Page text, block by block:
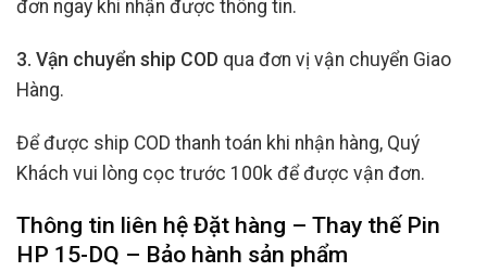
đơn ngay khi nhận được thông tin.
3. Vận chuyển ship COD qua đơn vị vận chuyển Giao
Hàng.
Để được ship COD thanh toán khi nhận hàng, Quý
Khách vui lòng cọc trước 100k để được vận đơn.
Thông tin liên hệ Đặt hàng – Thay thế Pin
HP 15-DQ – Bảo hành sản phẩm